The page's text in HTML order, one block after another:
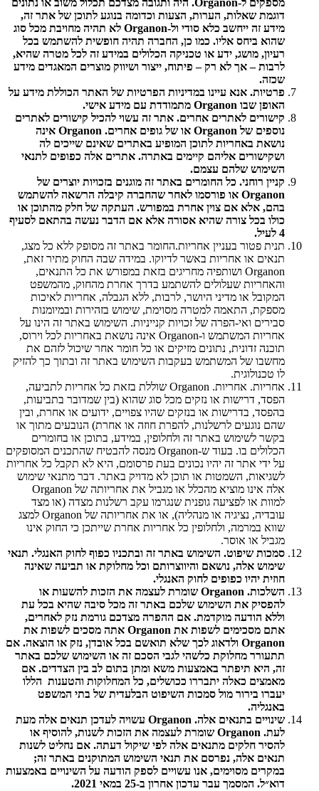
מספקים ל-Organon. היה ותגובה מצדכם תכלול משוב או נתונים
דוגמת שאלות, הערות, הצעות וכדומה בנוגע לתוכן של אתר זה,
מידע זה ייחשב כלא סודי ול-Organon לא תהיה מחויבת מכל סוג
שהוא ביחס אליו. כמו כן, החברה תהיה חופשית להשתמש בכל
רעיון, מושג, ידע או טכניקה הכלולים במידע זה לכל מטרה שהיא,
לרבות – אך לא רק – פיתוח, ייצור ושיווק מוצרים המאגדים מידע
שכזה.
פרטיות. אנא עיינו במדיניות הפרטיות של האתר הכוללת מידע על
האופן שבו Organon מתמודדת עם מידע אישי.
קישורים לאתרים אחרים. אתר זה עשוי להכיל קישורים לאתרים
נוספים של Organon או של גופים אחרים. Organon אינה
נושאת באחריות לתוכן המופיע באתרים שאינם שייכים לה
ושקישורים אליהם קיימים באתרה. אתרים אלה כפופים לתנאי
השימוש שלהם עצמם.
קניין רוחני. כל החומרים באתר זה מוגנים בזכויות יוצרים של
Organon או פורסמו לאחר שהחברה קיבלה הרשאה להשתמש
בהם, אלא אם צוין אחרת במפורש. העתקה של חלק מהתוכן או
כולו בכל צורה שהיא אסורה אלא אם הדבר נעשה בהתאם לסעיף
4 לעיל.
תנית פטור בעניין אחריות.החומר באתר זה מסופק ללא כל מצג,
תנאים או אחריות באשר לדיוקו. במידה שבה החוק מתיר זאת,
Organon ושותפיה מחריגים בזאת במפורש את כל התנאים,
והאחריות שעלולים להשתמע בדרך אחרת מהחוק, מהמשפט
המקובל או מדיני היושר, לרבות, ללא הגבלה, אחריות לאיכות
מספקת, התאמה למטרה מסוימת, שימוש בזהירות ובמיומנות
סבירים ואי-הפרה של זכויות קנייניות. השימוש באתר זה הינו על
אחריות המשתמש ו-Organon אינה נושאת באחריות לכל וירוס,
תוכנה זדונית, נתונים מזיקים או כל חומר אחר שיכול לזהם את
מחשבו של המשתמש בעקבות השימוש באתר זה ובתוך כך להזיק
לו טכנולוגית.
אחריות. אחריות. Organon שוללת בזאת כל אחריות לתביעה,
הפסד, דרישות או נזקים מכל סוג שהוא (בין שמדובר בתביעות,
בהפסד, בדרישות או בנזקים שהיו צפויים, ידועים או אחרת, ובין
שהם נוגעים לרשלנות, להפרת חוזה או אחרת) הנובעים מתוך או
בקשר לשימוש באתר זה ולחלופין, במידע, בתוכן או בחומרים
הכלולים בו. בעוד ש-Organon מנסה להבטיח שהתכנים המסופקים
על ידי אתר זה יהיו נכונים בעת פרסומם, היא לא תקבל כל אחריות
לשגיאות, השמטות או תוכן לא מדויק באתר. דבר מתנאי שימוש
אלה אינו מוציא מהכלל או מגביל את אחריותה של Organon
למוות או לפציעה גופנית שנגרמו עקב רשלנות מצדה (או מצד
עובדיה, נציגיה או מנהליה), או את אחריותה של Organon למצג
שווא במרמה, ולחלופין כל אחריות אחרת שייתכן כי החוק אינו
מגביל או אוסר.
סמכות שיפוט. השימוש באתר זה ובתכניו כפוף לחוק האנגלי. תנאי
שימוש אלה, נושאם והיווצרותם וכל מחלוקת או תביעה שאינה
חוזית יהיו כפופים לחוק האנגלי.
השלכות. Organon שומרת לעצמה את הזכות להשעות או
להפסיק את השימוש שלכם באתר זה מכל סיבה שהיא בכל עת
וללא הודעה מוקדמת. אם ההפרה מצדכם גורמת נזק לאחרים,
אתם מסכימים לשפות את Organon אתה מסכים לשפות את
Organon ולדאוג לכך שלא תואשם בכל אובדן, נזק או הוצאה. אם
תתעורר מחלוקת כלשהי לגבי הסכם זה או השימוש שלכם באתר
זה, היא תיפתר באמצעות משא ומתן בתום לב בין הצדדים. אם
מאמצים כאלה יתבררו ככושלים, כל המחלוקות והטענות הללו
יעברו בירור מול סמכות השיפוט הבלעדית של בתי המשפט
באנגליה.
שינויים בתנאים אלה. Organon עשויה לעדכן תנאים אלה מעת
לעת. Organon שומרת לעצמה את הזכות לשנות, להוסיף או
להסיר חלקים מתנאים אלה לפי שיקול דעתה. אם נחליט לשנות
תנאים אלה, נפרסם את תנאי השימוש המתוקנים באתר זה;
במקרים מסוימים, אנו עשויים לספק הודעה על השינויים באמצעות
דוא״ל. המסמך עבר עדכון אחרון ב-25 במאי 2021.